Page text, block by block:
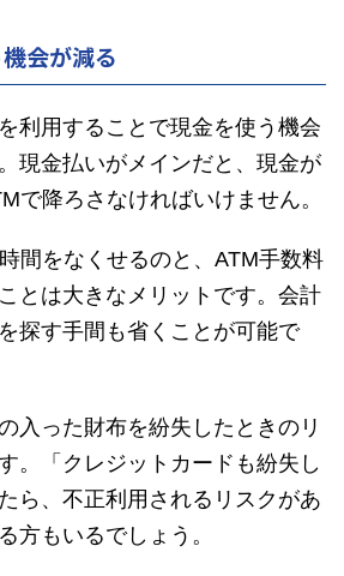
会が減る
利用することで現金を使う機会
現金払いがメインだと、現金が
で降ろさなければいけません。
間をなくせるのと、ATM手数料
とは大きなメリットです。会計
探す手間も省くことが可能で
入った財布を紛失したときのリ
。「クレジットカードも紛失し
ら、不正利用されるリスクがあ
方もいるでしょう。